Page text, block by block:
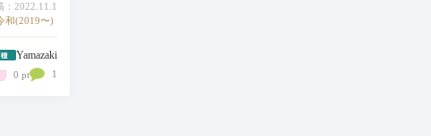
：2022.11.1
和(2019〜)
Yamazaki
0 pt 1